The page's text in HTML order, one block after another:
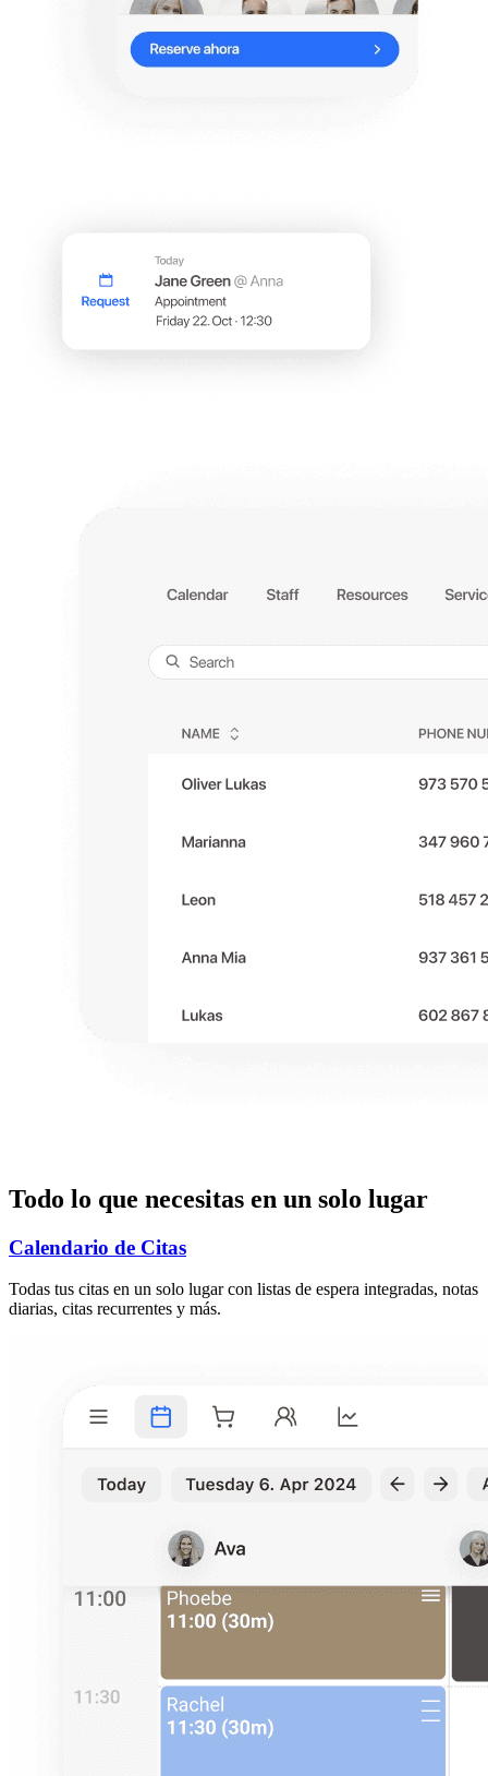
Todo lo que necesitas en un solo lugar
Calendario de Citas
Todas tus citas en un solo lugar con listas de espera integradas, notas
diarias, citas recurrentes y más.